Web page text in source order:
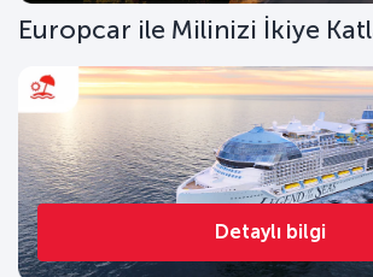
Europcar ile Milinizi İkiye
Detaylı bilgi